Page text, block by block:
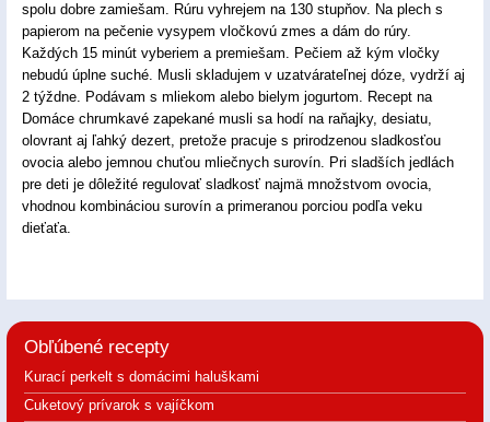
spolu dobre zamiešam. Rúru vyhrejem na 130 stupňov. Na plech s
papierom na pečenie vysypem vločkovú zmes a dám do rúry.
Každých 15 minút vyberiem a premiešam. Pečiem až kým vločky
nebudú úplne suché. Musli skladujem v uzatvárateľnej dóze, vydrží aj
2 týždne. Podávam s mliekom alebo bielym jogurtom. Recept na
Domáce chrumkavé zapekané musli sa hodí na raňajky, desiatu,
olovrant aj ľahký dezert, pretože pracuje s prirodzenou sladkosťou
ovocia alebo jemnou chuťou mliečnych surovín. Pri sladších jedlách
pre deti je dôležité regulovať sladkosť najmä množstvom ovocia,
vhodnou kombináciou surovín a primeranou porciou podľa veku
dieťaťa.
Obľúbené recepty
Kurací perkelt s domácimi haluškami
Cuketový prívarok s vajíčkom